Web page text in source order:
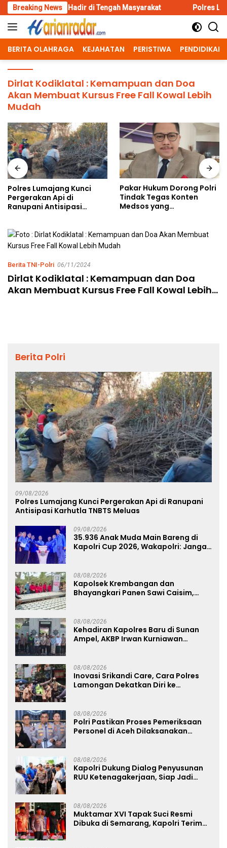
Skip
to
content
Breaking News
Hadir di Tengah Masyarakat Polres Lumajang Kunci
BERITA OLAHRAGA KEJAHATAN PERISTIWA PENDIDIKAN
Dirlat Kodiklatal : Kemampuan dan Doa
Akan Membuat Kursus Free Fall Kowal Lebih
Mudah
Polres Lumajang Kunci
Pergerakan Api di
Ranupani Antisipasi
Pakar Hukum Dorong Polri
Tindak Tegas Konten
Medsos yang
Berita TNI-Polri 06/11/2024
Dirlat Kodiklatal : Kemampuan dan Doa
Akan Membuat Kursus Free Fall Kowal Lebih
Berita Polri
09/08/2026
Polres Lumajang Kunci Pergerakan Api di Ranupani
Antisipasi Karhutla TNBTS Meluas
09/08/2026
35.936 Anak Muda Main Bareng di
Kapolri Cup 2026, Wakapolri: Jangan
08/08/2026
Kapolsek Krembangan dan
Bhayangkari Panen Sawi Caisim,
08/08/2026
Kehadiran Kapolres Baru di Sunan
Ampel, AKBP Irwan Kurniawan
08/08/2026
Inovasi Srikandi Care, Cara Polres
Lamongan Dekatkan Diri ke
08/08/2026
Polri Pastikan Proses Pemeriksaan
Personel di Aceh Dilaksanakan
08/08/2026
Kapolri Dukung Dialog Penyusunan
RUU Ketenagakerjaan, Siap Jadi
08/08/2026
Muktamar XVI Tapak Suci Resmi
Dibuka di Semarang, Kapolri Terima